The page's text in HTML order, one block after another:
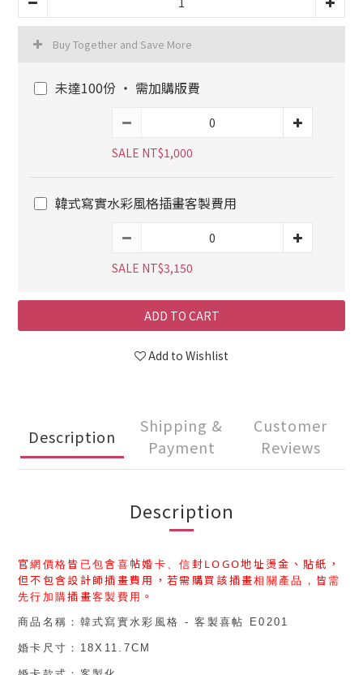
Buy Together and Save More
未達100份 ‧ 需加購版費
SALE NT$1,000
韓式寫實水彩風格插畫客製費用
SALE NT$3,150
ADD TO CART
Add to Wishlist
Description
Shipping &
Payment
Customer
Reviews
Description
官網價格皆已包含喜帖婚卡、信封LOGO地址燙金、貼紙，
但不包含設計師插畫費用， 若需購買 該插畫相關產品，皆需
先行加購插畫客製費用 。
商品名稱： 韓式寫實水彩風格 - 客製喜帖 E0201
婚卡尺寸： 18X11.7CM